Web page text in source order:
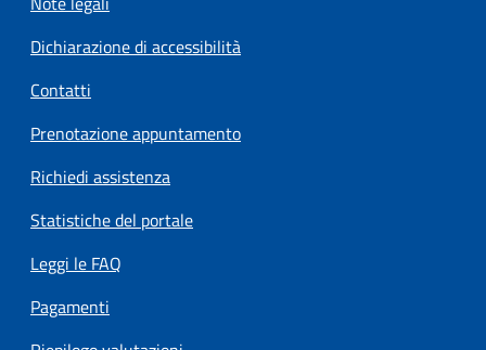
Dichiarazione di accessibilità
Contatti
Prenotazione appuntamento
Richiedi assistenza
Statistiche del portale
Leggi le FAQ
Pagamenti